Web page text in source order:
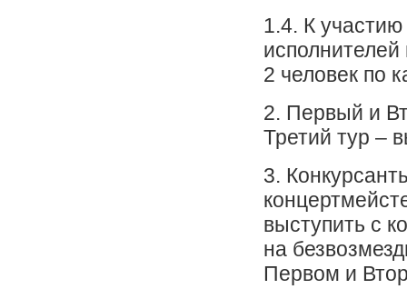
1.4. К
2 человек по
2. Первый и
Третий тур –
3.
выступить с
на
Первом и